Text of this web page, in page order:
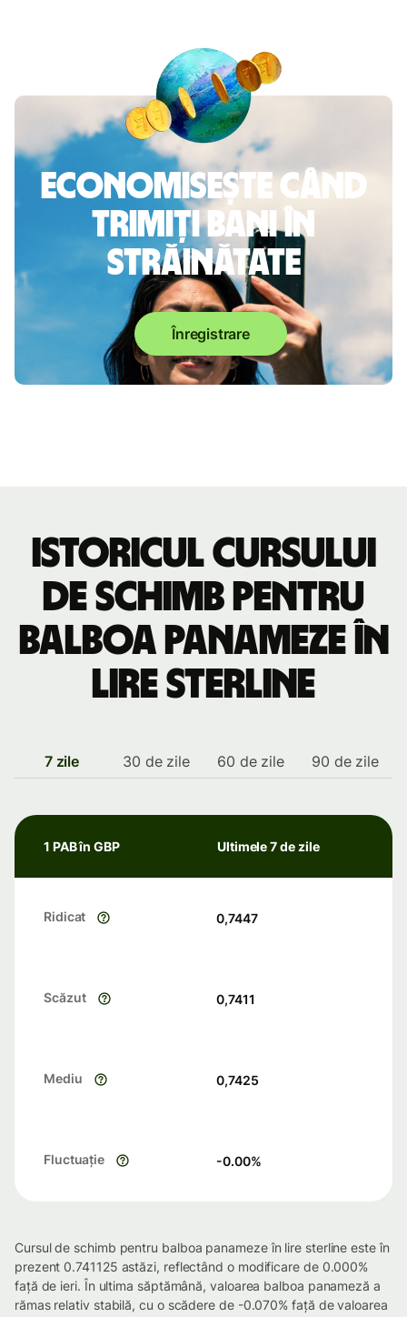
Economisește când
trimiți bani în
străinătate
Înregistrare
Istoricul cursului
de schimb pentru
balboa panameze în
lire sterline
7 zile 30 de zile 60 de zile 90 de zile
1 PAB în GBP Ultimele 7 de zile
Ridicat 0,7447
Scăzut 0,7411
Mediu 0,7425
Fluctuație -0.00%
Cursul de schimb pentru balboa panameze în lire sterline este în
prezent 0.741125 astăzi, reflectând o modificare de 0.000%
față de ieri. În ultima săptămână, valoarea balboa panameză a
rămas relativ stabilă, cu o scădere de -0.070% față de valoarea